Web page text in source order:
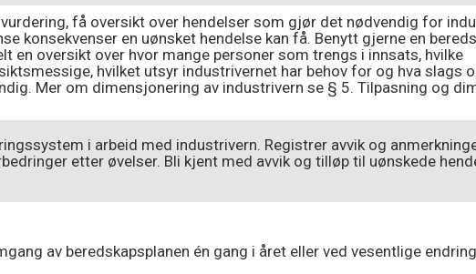
få oversikt over hendelser som gjør det nødvendig for
konsekvenser en uønsket hendelse kan få. Benytt gjerne en
en oversikt over hvor mange personer som trengs i innsats, hvilke
hvilket utsyr industrivernet har behov for og hva slags
Mer om dimensjonering av industrivern se § 5. Tilpasning og
i arbeid med industrivern. Registrer avvik og
etter øvelser. Bli kjent med avvik og tilløp til uønskede
av beredskapsplanen én gang i året eller ved vesentlige